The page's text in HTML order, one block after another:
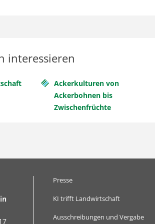
interessieren
Ackerkulturen von
Ackerbohnen bis
Zwischenfrüchte
Presse
KI trifft Landwirtschaft
Ausschreibungen und Vergabe